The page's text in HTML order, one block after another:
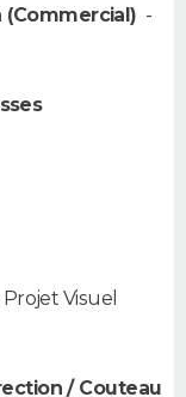
(Commercial) -
Visuel
/ Couteau